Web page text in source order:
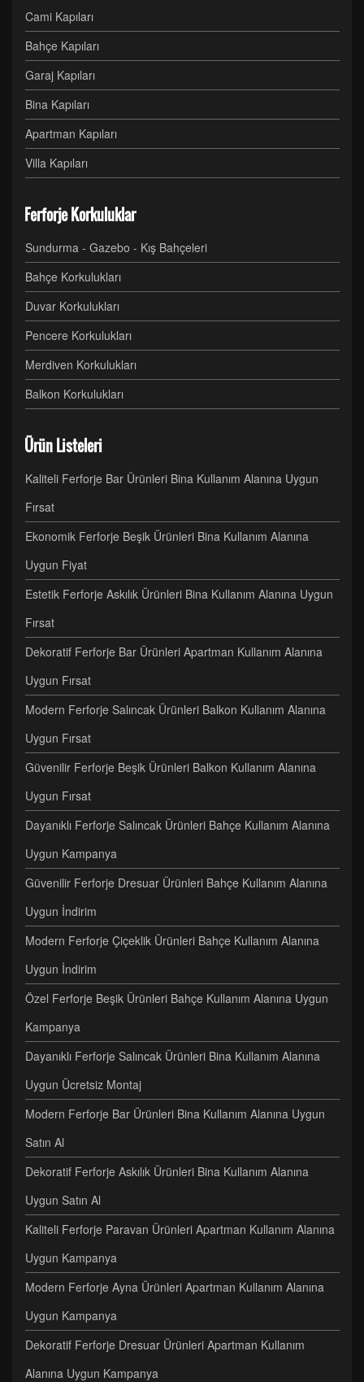
Cami Kapıları
Bahçe Kapıları
Garaj Kapıları
Bina Kapıları
Apartman Kapıları
Villa Kapıları
Ferforje Korkuluklar
Sundurma - Gazebo - Kış Bahçeleri
Bahçe Korkulukları
Duvar Korkulukları
Pencere Korkulukları
Merdiven Korkulukları
Balkon Korkulukları
Ürün Listeleri
Kaliteli Ferforje Bar Ürünleri Bina Kullanım Alanına Uygun
Fırsat
Ekonomik Ferforje Beşik Ürünleri Bina Kullanım Alanına
Uygun Fiyat
Estetik Ferforje Askılık Ürünleri Bina Kullanım Alanına Uygun
Fırsat
Dekoratif Ferforje Bar Ürünleri Apartman Kullanım Alanına
Uygun Fırsat
Modern Ferforje Salıncak Ürünleri Balkon Kullanım Alanına
Uygun Fırsat
Güvenilir Ferforje Beşik Ürünleri Balkon Kullanım Alanına
Uygun Fırsat
Dayanıklı Ferforje Salıncak Ürünleri Bahçe Kullanım Alanına
Uygun Kampanya
Güvenilir Ferforje Dresuar Ürünleri Bahçe Kullanım Alanına
Uygun İndirim
Modern Ferforje Çiçeklik Ürünleri Bahçe Kullanım Alanına
Uygun İndirim
Özel Ferforje Beşik Ürünleri Bahçe Kullanım Alanına Uygun
Kampanya
Dayanıklı Ferforje Salıncak Ürünleri Bina Kullanım Alanına
Uygun Ücretsiz Montaj
Modern Ferforje Bar Ürünleri Bina Kullanım Alanına Uygun
Satın Al
Dekoratif Ferforje Askılık Ürünleri Bina Kullanım Alanına
Uygun Satın Al
Kaliteli Ferforje Paravan Ürünleri Apartman Kullanım Alanına
Uygun Kampanya
Modern Ferforje Ayna Ürünleri Apartman Kullanım Alanına
Uygun Kampanya
Dekoratif Ferforje Dresuar Ürünleri Apartman Kullanım
Alanına Uygun Kampanya